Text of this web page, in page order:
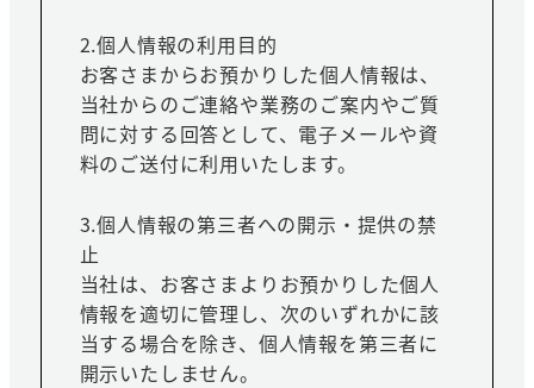
2.個人情報の利用目的
お客さまからお預かりした個人情報は、
当社からのご連絡や業務のご案内やご質
問に対する回答として、電子メールや資
料のご送付に利用いたします。
3.個人情報の第三者への開示・提供の禁
止
当社は、お客さまよりお預かりした個人
情報を適切に管理し、次のいずれかに該
当する場合を除き、個人情報を第三者に
開示いたしません。